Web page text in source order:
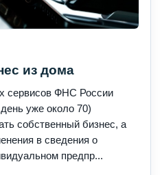
из дома
сервисов ФНС России
уже около 70)
собственный бизнес, а
в сведения о
предпр...